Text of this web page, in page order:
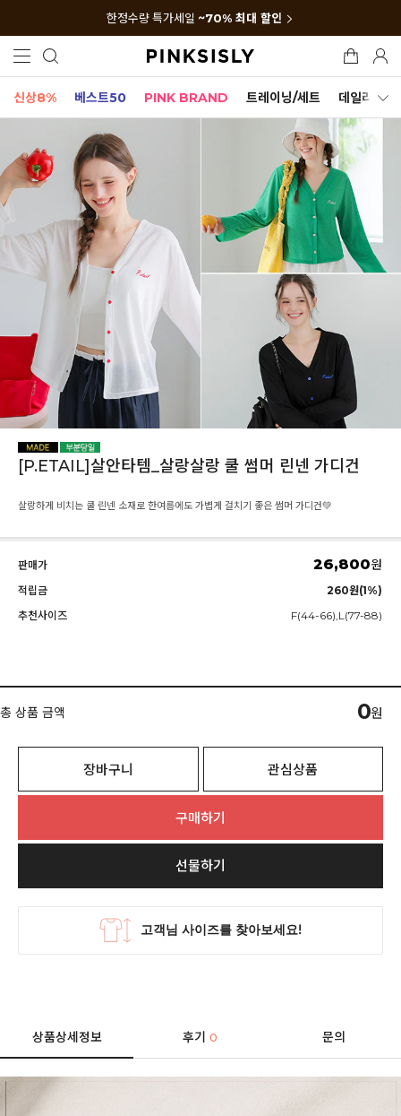
한정수량 특가세일 ~70% 최대 할인
신상8% 베스트50 PINK BRAND 트레이닝/세트 데일리세트
[P.ETAIL]살안타템_살랑살랑 쿨 썸머 린넨 가디건
살랑하게 비치는 쿨 린넨 소재로 한여름에도 가볍게 걸치기 좋은 썸머 가디건💚
판매가 26,800원
적립금
260원(1%)
추천사이즈
F(44-66),L(77-88)
총 상품 금액 0원
장바구니 관심상품
구매하기
선물하기
상품상세정보 후기0 문의